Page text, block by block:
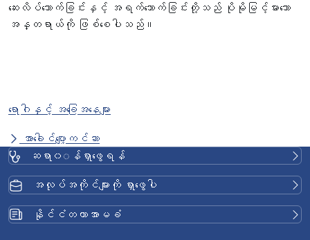
ဆေးလိပ်သောက်ခြင်းနှင့် အရက်သောက်ခြင်းတို့သည် ပိုမိုမြင့်မားသော
အန္တရာယ်ကို ဖြစ်စေပါသည်။
ရောဂါနှင့် အခြေအနေများ
အာခေါင်ပျော့ကင်ဆာ
ဆရာ၀◌န်ရှာဖွေရန်
အလုပ်အကိုင်များကို ရှာဖွေပါ
နိုင်ငံတကာအာမခံ